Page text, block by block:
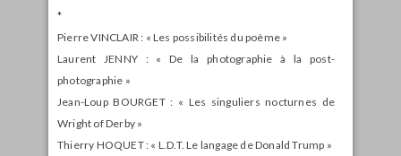
*
Pierre VINCLAIR : « Les possibilités du poème »
Laurent JENNY : « De la photographie à la post-
photographie »
Jean-Loup BOURGET : « Les singuliers nocturnes de
Wright of Derby »
Thierry HOQUET : « L.D.T. Le langage de Donald Trump »